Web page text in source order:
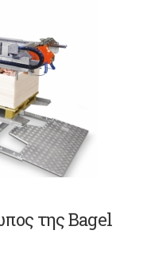
της Bagel